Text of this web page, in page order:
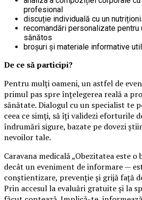
profesional
discuție individuală cu un
recomandări personalizate pentru
sănătos
broșuri și materiale informative
De ce să participi?
Pentru mulți oameni, un astfel de
primul pas spre înțelegerea reală a
sănătate. Dialogul cu un specialist te
ceea ce simți, să îți validezi eforturile
îndrumări sigure, bazate pe dovezi
nevoilor tale.
Caravana medicală „Obezitatea este o
decât un eveniment de informare —
conștientizare, prevenție și grijă față
Prin accesul la evaluări gratuite și la